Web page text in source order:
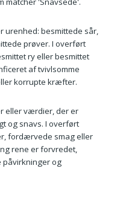
urenhed: besmittede sår,
prøver. I overført
ry eller besmittet
af tvivlsomme
korrupte kræfter.
eller værdier, der er
og snavs. I overført
fordærvede smag eller
rene er forvredet,
påvirkninger og